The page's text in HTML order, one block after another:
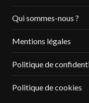
Qui sommes-nous ?
Mentions légales
Politique de
Politique de cookies